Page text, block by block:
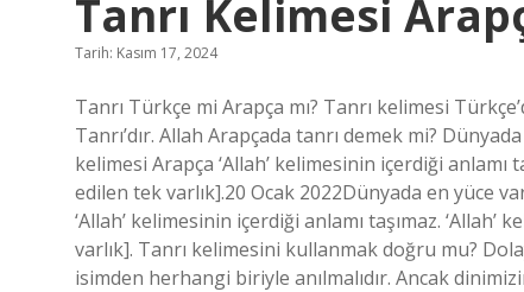
Tanrı Kelimesi
Tarih: Kasım 17, 2024
Tanrı Türkçe mi Arapça mı? Tanrı kelimesi
Tanrı’dır. Allah Arapçada tanrı demek mi?
kelimesi Arapça ‘Allah’ kelimesinin içerdiği anlamı
edilen tek varlık].20 Ocak 2022Dünyada en yüce
‘Allah’ kelimesinin içerdiği anlamı taşımaz.
varlık]. Tanrı kelimesini kullanmak doğru mu?
isimden herhangi biriyle anılmalıdır. Ancak